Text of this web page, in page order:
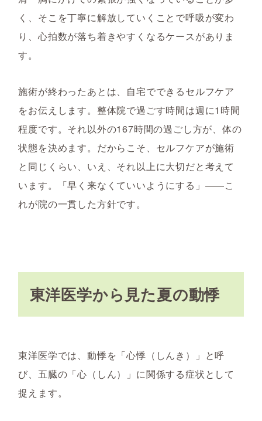
く、そこを丁寧に解放していくことで呼吸が変わ
り、心拍数が落ち着きやすくなるケースがありま
す。
施術が終わったあとは、自宅でできるセルフケア
をお伝えします。整体院で過ごす時間は週に1時間
程度です。それ以外の167時間の過ごし方が、体の
状態を決めます。だからこそ、セルフケアが施術
と同じくらい、いえ、それ以上に大切だと考えて
います。「早く来なくていいようにする」——こ
れが院の一貫した方針です。
東洋医学から見た夏の動悸
東洋医学では、動悸を「心悸（しんき）」と呼
び、五臓の「心（しん）」に関係する症状として
捉えます。